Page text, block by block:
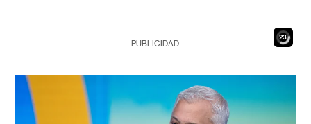
21
PUBLICIDAD